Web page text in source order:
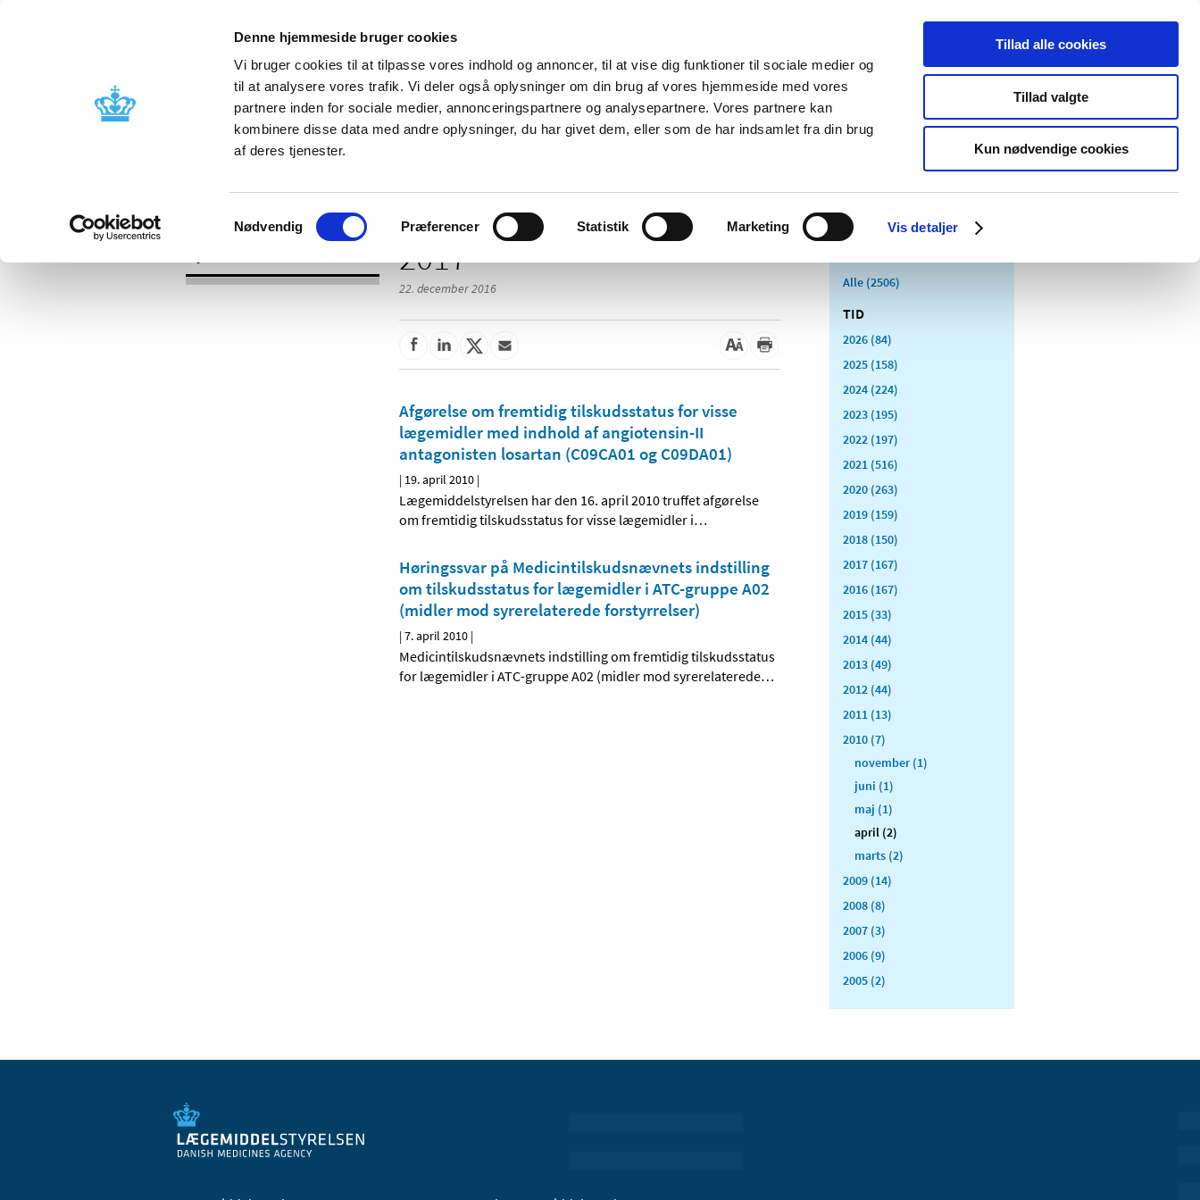
Denne hjemmeside bruger cookies
Vi bruger cookies til at tilpasse vores indhold og annoncer, til at vise dig funktioner til sociale medier og
til at analysere vores trafik. Vi deler også oplysninger om din brug af vores hjemmeside med vores
partnere inden for sociale medier, annonceringspartnere og analysepartnere. Vores partnere kan
kombinere disse data med andre oplysninger, du har givet dem, eller som de har indsamlet fra din brug
af deres tjenester.
Samtykkevalg
Nødvendig Præferencer Statistik Marketing Vis detaljer
Tillad alle cookies
Tillad valgte
Kun nødvendige cookies
Nyheder Om os Kontakt Udgivelser
Godkendelse og
Bivirkninger og
produktinformation
Tilskud og
Apoteker og salg af
Medicinsk
Særlige
produktområder
2017
22. december 2016
Afgørelse om fremtidig tilskudsstatus for visse
lægemidler med indhold af angiotensin-II
antagonisten losartan (C09CA01 og C09DA01)
| 19. april 2010 |
Lægemiddelstyrelsen har den 16. april 2010 truffet afgørelse
om fremtidig tilskudsstatus for visse lægemidler i…
Høringssvar på Medicintilskudsnævnets indstilling
om tilskudsstatus for lægemidler i ATC-gruppe A02
(midler mod syrerelaterede forstyrrelser)
|7. april 2010 |
Medicintilskudsnævnets indstilling om fremtidig tilskudsstatus
for lægemidler i ATC-gruppe A02 (midler mod syrerelaterede…
Alle (2506)
TID
2026 (84)
2025 (158)
2024 (224)
2023 (195)
2022 (197)
2021 (516)
2020 (263)
2019 (159)
2018 (150)
2017 (167)
2016 (167)
2015 (33)
2014 (44)
2013 (49)
2012 (44)
2011 (13)
2010 (7)
november (1)
juni (1)
maj (1)
april (2)
marts (2)
2009 (14)
2008 (8)
2007 (3)
2006 (9)
2005 (2)